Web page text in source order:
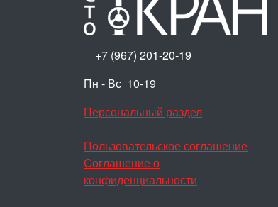
+7 (967) 201-20-19
Пн - Вс 10-19
Персональный раздел
Пользовательское соглашение
Соглашение о
конфиденциальности